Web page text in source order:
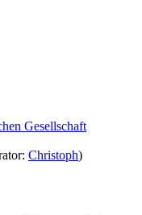
Gesellschaft
Christoph)